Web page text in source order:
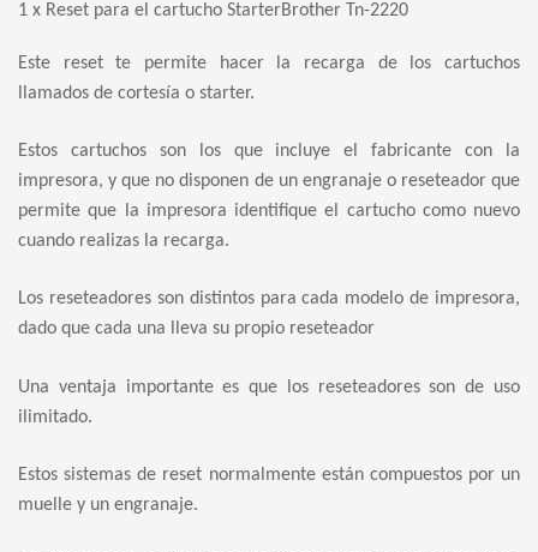
1 x Reset para el cartucho StarterBrother Tn-2220
Este reset te permite hacer la recarga de los cartuchos
llamados de cortesía o starter.
Estos cartuchos son los que incluye el fabricante con la
impresora, y que no disponen de un engranaje o reseteador que
permite que la impresora identifique el cartucho como nuevo
cuando realizas la recarga.
Los reseteadores son distintos para cada modelo de impresora,
dado que cada una lleva su propio reseteador
Una ventaja importante es que los reseteadores son de uso
ilimitado.
Estos sistemas de reset normalmente están compuestos por un
muelle y un engranaje.